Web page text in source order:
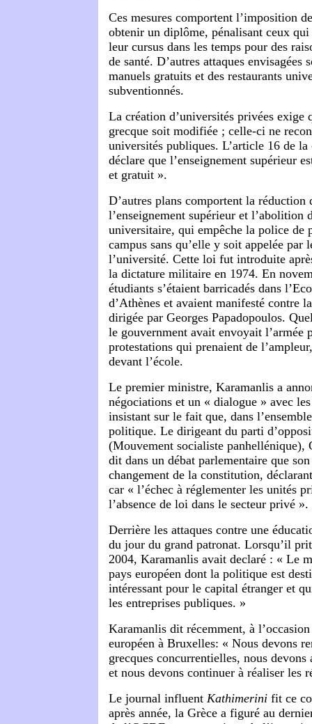
Ces mesures comportent l’imposition
obtenir un diplôme, pénalisant ceux
leur cursus dans les temps pour des
de santé. D’autres attaques envisagées
manuels gratuits et des restaurants
subventionnés.
La création d’universités privées exige
grecque soit modifiée ; celle-ci ne
universités publiques. L’article 16 de
déclare que l’enseignement supérieur
et gratuit ».
D’autres plans comportent la réduction
l’enseignement supérieur et l’abolition
universitaire, qui empêche la police de
campus sans qu’elle y soit appelée par
l’université. Cette loi fut introduite
la dictature militaire en 1974. En
étudiants s’étaient barricadés dans
d’Athènes et avaient manifesté contre
dirigée par Georges Papadopoulos.
le gouvernment avait envoyait l’armée
protestations qui prenaient de
devant l’école.
Le premier ministre, Karamanlis a
négociations et un « dialogue » avec
insistant sur le fait que, dans
politique. Le dirigeant du parti
(Mouvement socialiste panhellénique),
dit dans un débat parlementaire que
changement de la constitution,
car « l’échec à réglementer les unités
l’absence de loi dans le secteur privé ».
Derrière les attaques contre une
du jour du grand patronat. Lorsqu’il
2004, Karamanlis avait declaré : « Le
pays européen dont la politique est
intéressant pour le capital étranger et
les entreprises publiques. »
Karamanlis dit récemment, à
européen à Bruxelles: « Nous devons
grecques concurrentielles, nous
et nous devons continuer à réaliser les
Le journal influent Kathimerini fit ce
après année, la Grèce a figuré au